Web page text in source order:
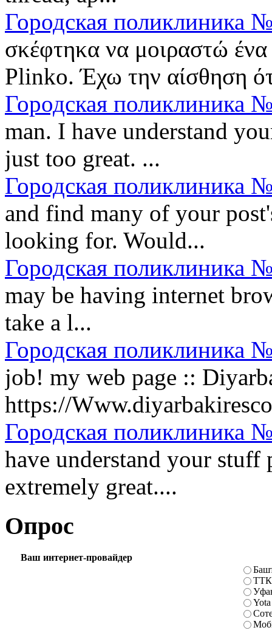
Городская поликлиника
σκέφτηκα να μοιραστώ
Plinko. Έχω την αίσθηση
Городская поликлиника
man. I have understand
just too great. ...
Городская поликлиника
and find many of your
looking for. Would...
Городская поликлиника
may be having internet
take a l...
Городская поликлиника
job! my web page ::
https://
Городская поликлиника
have understand your
extremely great....
Опрос
Ваш интернет-провайдер
ТТК
Yota